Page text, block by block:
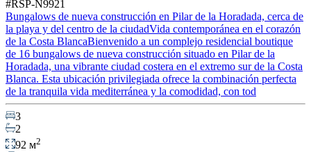
#RSP-N9921
Bungalows de nueva construcción en Pilar de la Horadada, cerca de
la playa y del centro de la ciudadVida contemporánea en el corazón
de la Costa BlancaBienvenido a un complejo residencial boutique
de 16 bungalows de nueva construcción situado en Pilar de la
Horadada, una vibrante ciudad costera en el extremo sur de la Costa
Blanca. Esta ubicación privilegiada ofrece la combinación perfecta
de la tranquila vida mediterránea y la comodidad, con tod
3
2
92 м2